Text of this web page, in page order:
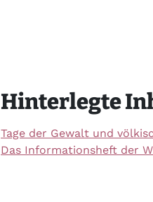
Hinterlegte
Tage der Gewalt und
Das Informationsheft der